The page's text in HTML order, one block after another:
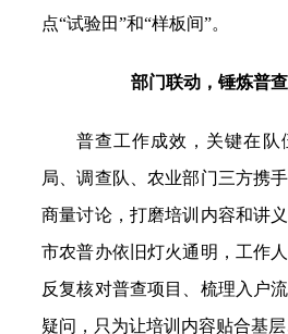
点“试验田”和“样板间”。
部门联动，锤炼普
普查工作成效，关键在队
局、调查队、农业部门三方携
商量讨论，打磨培训内容和讲
市农普办依旧灯火通明，工作
反复核对普查项目、梳理入户
疑问，只为让培训内容贴合基层